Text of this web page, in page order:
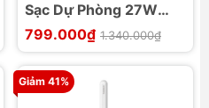
Sạc Dự Phòng 27W
Baseus EnerFill FT11
10000mAh
799.000₫ 1.340.000₫
Giảm 41%